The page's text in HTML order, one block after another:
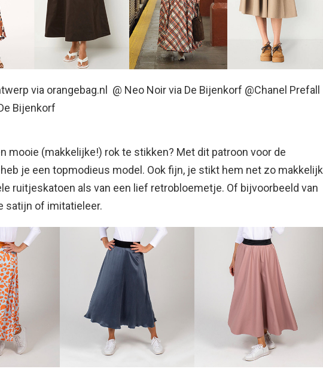
via orangebag.nl @ Neo Noir via De Bijenkorf @Chanel Prefall
Bijenkorf
mooie (makkelijke!) rok te stikken? Met dit patroon voor de
je een topmodieus model. Ook fijn, je stikt hem net zo makkelijk
ruitjeskatoen als van een lief retrobloemetje. Of bijvoorbeeld van
satijn of imitatieleer.